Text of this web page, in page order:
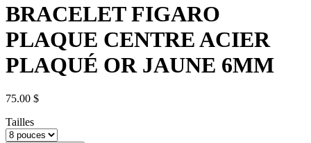
BRACELET FIGARO
PLAQUE CENTRE ACIER
PLAQUÉ OR JAUNE 6MM
75.00 $
Tailles